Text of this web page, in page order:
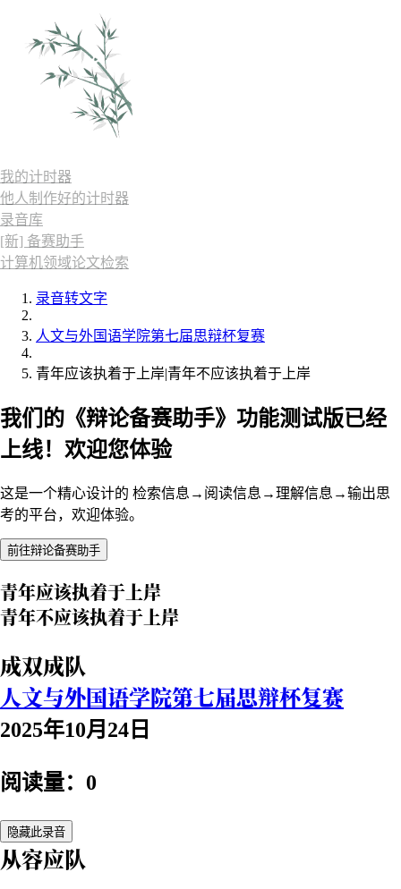
我的计时器
他人制作好的计时器
录音库
[新] 备赛助手
计算机领域论文检索
录音转文字
人文与外国语学院第七届思辩杯复赛
青年应该执着于上岸|青年不应该执着于上岸
我们的《辩论备赛助手》功能测试版已经
上线！欢迎您体验
这是一个精心设计的 检索信息→阅读信息→理解信息→输出思
考的平台，欢迎体验。
前往辩论备赛助手
青年应该执着于上岸
青年不应该执着于上岸
成双成队
人文与外国语学院第七届思辩杯复赛
2025年10月24日
阅读量：0
隐藏此录音
从容应队